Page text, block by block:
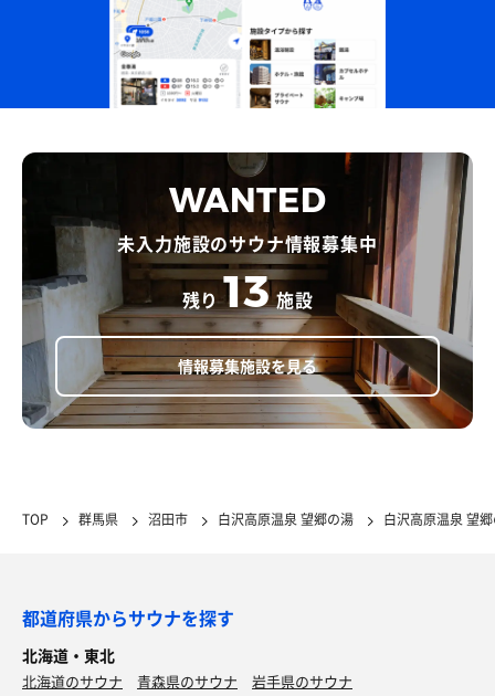
WANTED
未入力施設のサウナ情報募集中
残り 13 施設
情報募集施設を見る
TOP 群馬県 沼田市 白沢高原温泉 望郷の湯 白沢高原温泉 望
都道府県からサウナを探す
北海道・東北
北海道のサウナ 青森県のサウナ
岩手県のサウナ